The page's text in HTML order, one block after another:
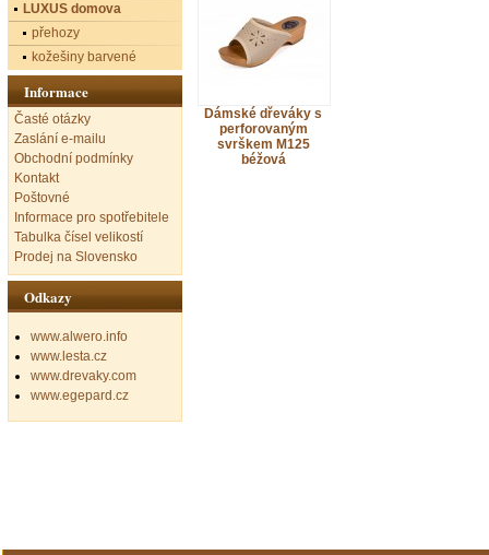
Dámské dřeváky s
perforovaným
svrškem M125
béžová
LUXUS domova
přehozy
kožešiny barvené
Informace
Časté otázky
Zaslání e-mailu
Obchodní podmínky
Kontakt
Poštovné
Informace pro spotřebitele
Tabulka čísel velikostí
Prodej na Slovensko
Odkazy
www.alwero.info
www.lesta.cz
www.drevaky.com
www.egepard.cz